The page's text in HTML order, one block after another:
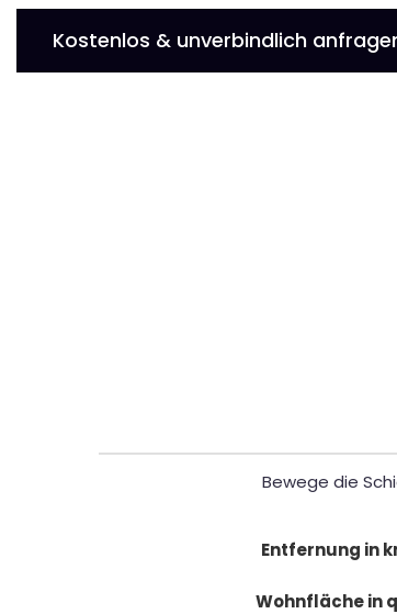
Kostenlos & unverbindlich
Bewege die
Entfernung in
Wohnfläche in